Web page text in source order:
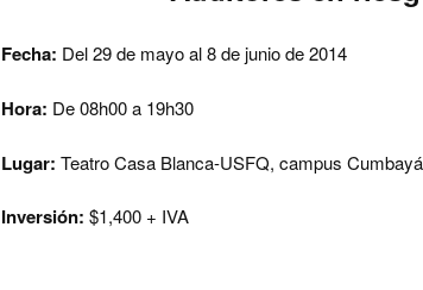
Fecha: Del 29 de mayo al 8 de junio de 2014
Hora: De 08h00 a 19h30
Lugar: Teatro Casa Blanca-USFQ, campus Cumbayá
Inversión: $1,400 + IVA